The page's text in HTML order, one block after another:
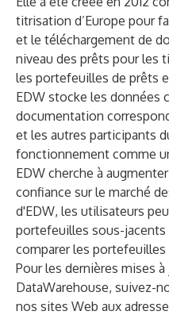
titrisation d’Europe pour
et le téléchargement de
niveau des prêts pour les
les portefeuilles de prêts
EDW stocke les données
documentation
et les autres participants
fonctionnement comme
EDW cherche à
confiance sur le marché
d'EDW, les utilisateurs
portefeuilles sous-jacents
comparer les
Pour les dernières mises
DataWarehouse, suivez-
nos sites Web aux